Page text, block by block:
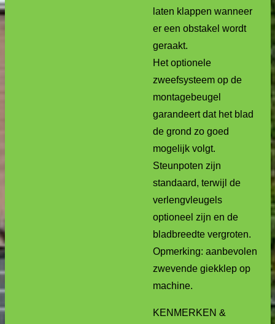
laten klappen wanneer
er een obstakel wordt
geraakt.
Het optionele
zweefsysteem op de
montagebeugel
garandeert dat het blad
de grond zo goed
mogelijk volgt.
Steunpoten zijn
standaard, terwijl de
verlengvleugels
optioneel zijn en de
bladbreedte vergroten.
Opmerking: aanbevolen
zwevende giekklep op
machine.
KENMERKEN &